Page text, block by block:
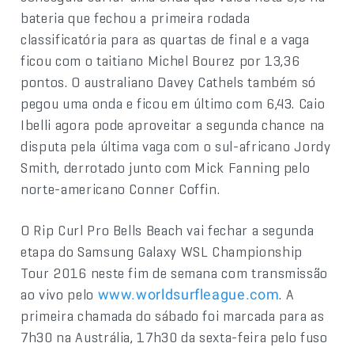
bateria que fechou a primeira rodada
classificatória para as quartas de final e a vaga
ficou com o taitiano Michel Bourez por 13,36
pontos. O australiano Davey Cathels também só
pegou uma onda e ficou em último com 6,43. Caio
Ibelli agora pode aproveitar a segunda chance na
disputa pela última vaga com o sul-africano Jordy
Smith, derrotado junto com Mick Fanning pelo
norte-americano Conner Coffin.
O Rip Curl Pro Bells Beach vai fechar a segunda
etapa do Samsung Galaxy WSL Championship
Tour 2016 neste fim de semana com transmissão
ao vivo pelo www.worldsurfleague.com. A
primeira chamada do sábado foi marcada para as
7h30 na Austrália, 17h30 da sexta-feira pelo fuso